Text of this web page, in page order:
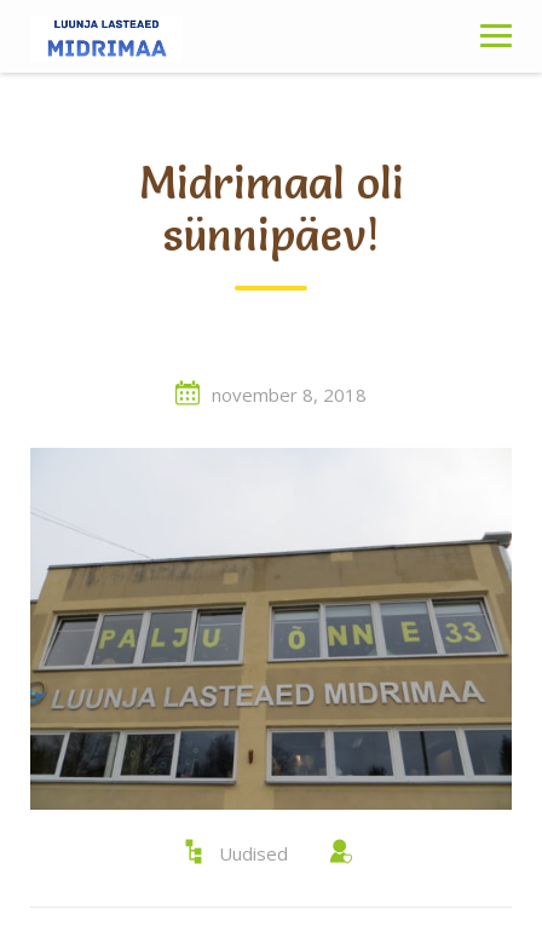
content
Midrimaal oli
sünnipäev!
november 8, 2018
Uudised